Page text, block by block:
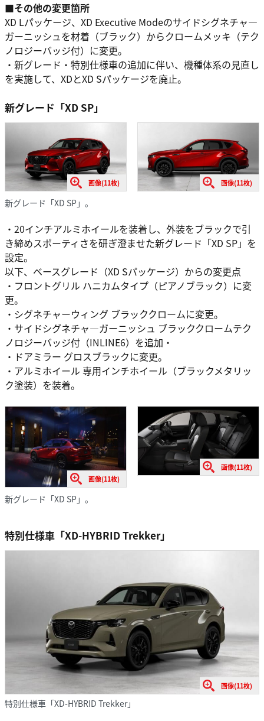
■その他の変更箇所
XD Lパッケージ、XD Executive Modeのサイドシグネチャ―
ガーニッシュを材着（ブラック）からクロームメッキ（テク
ノロジーバッジ付）に変更。
・新グレード・特別仕様車の追加に伴い、機種体系の見直し
を実施して、XDとXD Sパッケージを廃止。
新グレード「XD SP」
画像(11枚) 画像(11枚)
新グレード「XD SP」。
・20インチアルミホイールを装着し、外装をブラックで引
き締めスポーティさを研ぎ澄ませた新グレード「XD SP」を
設定。
以下、ベースグレード（XD Sパッケージ）からの変更点
・フロントグリル ハニカムタイプ（ピアノブラック）に変
更。
・シグネチャーウィング ブラッククロームに変更。
・サイドシグネチャ―ガーニッシュ ブラッククロームテク
ノロジーバッジ付（INLINE6）を追加・
・ドアミラー グロスブラックに変更。
・アルミホイール 専用インチホイール（ブラックメタリッ
ク塗装）を装着。
画像(11枚)
画像(11枚)
新グレード「XD SP」。
特別仕様車「XD-HYBRID Trekker」
画像(11枚)
特別仕様車「XD-HYBRID Trekker」